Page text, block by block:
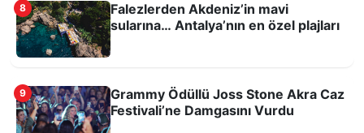
8
Falezlerden Akdeniz’in mavi
sularına… Antalya’nın en özel plajları
9
Grammy Ödüllü Joss Stone Akra Caz
Festivali’ne Damgasını Vurdu